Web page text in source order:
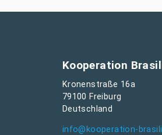
Kooperation
Kronenstraße 16a
79100 Freiburg
Deutschland
info@kooperation-